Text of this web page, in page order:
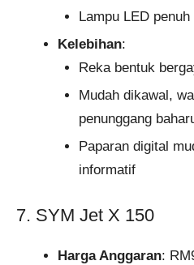
Lampu LED penuh
Kelebihan:
Reka bentuk
Mudah dikawal,
penunggang
Paparan digital
informatif
7. SYM Jet X 150
Harga Anggaran: